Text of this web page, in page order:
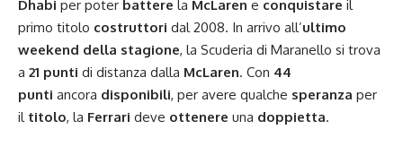
Dhabi per poter battere la McLaren e conquistare il
primo titolo costruttori dal 2008. In arrivo all’ultimo
weekend della stagione, la Scuderia di Maranello si trova
a 21 punti di distanza dalla McLaren. Con 44
punti ancora disponibili, per avere qualche speranza per
il titolo, la Ferrari deve ottenere una doppietta.